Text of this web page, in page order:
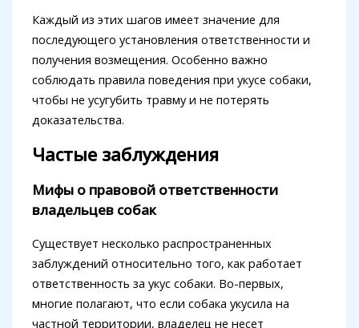
Каждый из этих шагов имеет значение для
последующего установления ответственности и
получения возмещения. Особенно важно
соблюдать правила поведения при укусе собаки,
чтобы не усугубить травму и не потерять
доказательства.
Частые заблуждения
Мифы о правовой ответственности
владельцев собак
Существует несколько распространенных
заблуждений относительно того, как работает
ответственность за укус собаки. Во-первых,
многие полагают, что если собака укусила на
частной территории, владелец не несет